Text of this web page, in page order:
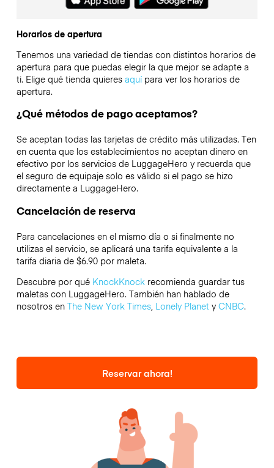
Horarios de apertura
Tenemos una variedad de tiendas con distintos horarios de
apertura para que puedas elegir la que mejor se adapte a
ti. Elige qué tienda quieres aquípara ver los horarios de
apertura.
¿Qué métodos de pago aceptamos?
Se aceptan todas las tarjetas de crédito más utilizadas. Ten
en cuenta que los establecimientos no aceptan dinero en
efectivo por los servicios de LuggageHero y recuerda que
el seguro de equipaje solo es válido si el pago se hizo
directamente a LuggageHero.
Cancelación de reserva
Para cancelaciones en el mismo día o si finalmente no
utilizas el servicio, se aplicará una tarifa equivalente a la
tarifa diaria de $6.90 por maleta.
Descubre por qué KnockKnockrecomienda guardar tus
maletas con LuggageHero. También han hablado de
nosotros en The New York Times, Lonely Planety CNBC.
Reservar ahora!